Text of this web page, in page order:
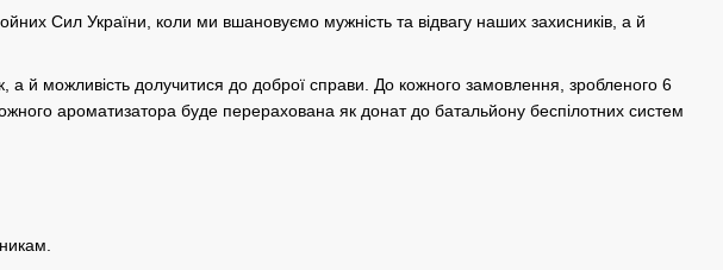
Сил України, коли ми вшановуємо мужність та відвагу наших захисників, а й
й можливість долучитися до доброї справи. До кожного замовлення, зробленого 6
кожного ароматизатора буде перерахована як донат до батальйону беспілотних систем